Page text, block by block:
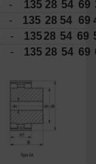
- 135 28 54 69
- 135 28 54 69
- 13528 54 69
- 135 28 54 69